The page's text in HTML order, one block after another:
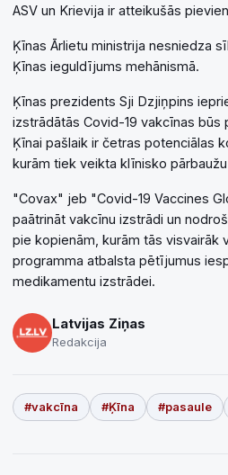
ASV un Krievija ir atteikušās
Ķīnas Ārlietu ministrija nesniedza
Ķīnas ieguldījums mehānismā.
Ķīnas prezidents Sji Dzjiņpins
izstrādātās Covid-19 vakcīnas būs
Ķīnai pašlaik ir četras potenciālas
kurām tiek veikta klīnisko
"Covax" jeb "Covid-19 Vaccines
paātrināt vakcīnu izstrādi un
pie kopienām, kurām tās visvairāk
programma atbalsta pētījumus
medikamentu izstrādei.
Latvijas Ziņas
Redakcija
#vakcīna #Ķīna #pasaule